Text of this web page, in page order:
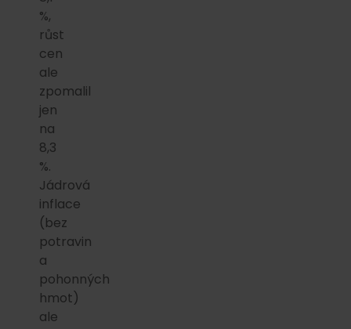
%,
růst
cen
ale
zpomalil
jen
na
8,3
%.
Jádrová
inflace
(bez
potravin
a
pohonných
hmot)
ale